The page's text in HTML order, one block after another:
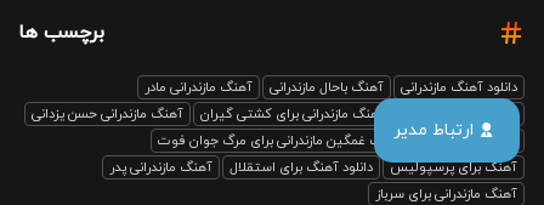
ارتباط مدیر
برچسب ها
دانلود آهنگ مازندرانی آهنگ باحال مازندرانی
آهنگ مازندرانی مادر
آهنگ مازندرانی برای کشتی گیران
آهنگ مازندرانی حسن یزدانی
بابل صدا ریمیکس
آهنگ غمگین مازندرانی برای مرگ جوان فوت
آهنگ برای پرسپولیس
دانلود آهنگ برای استقلال
آهنگ مازندرانی پدر
آهنگ مازندرانی برای سرباز